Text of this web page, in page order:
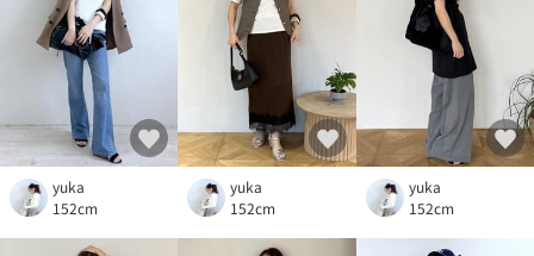
yuka
152cm
yuka
152cm
yuka
152cm